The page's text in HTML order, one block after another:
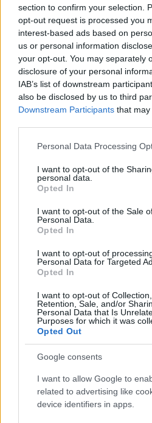
section to confirm your selection.
opt-out request is processed you
interest-based ads based on
us or personal information
your opt-out. You may separately
disclosure of your personal
IAB’s list of downstream
also be disclosed by us to third
Downstream Participants that
Please note that this website/app
not limited to your visit or usage
grant or deny consent to Google
use your data for below specified
consent section.
Personal Data Processing
I want to opt-out of the
personal data.
Opted In
I want to opt-out of the Sale
Personal Data.
Opted In
I want to opt-out of
Personal Data for Targeted
Opted In
I want to opt-out of Collection,
Retention, Sale, and/or
Personal Data that Is
Purposes for which it was
Opted Out
Google consents
I want to allow Google to
related to advertising like
device identifiers in apps.
Corsi gratuiti di benessere a
completo
Beatrice Bonaventura · 6 Ago 2026
LIFESTYLE
Scopri i must have di Mango